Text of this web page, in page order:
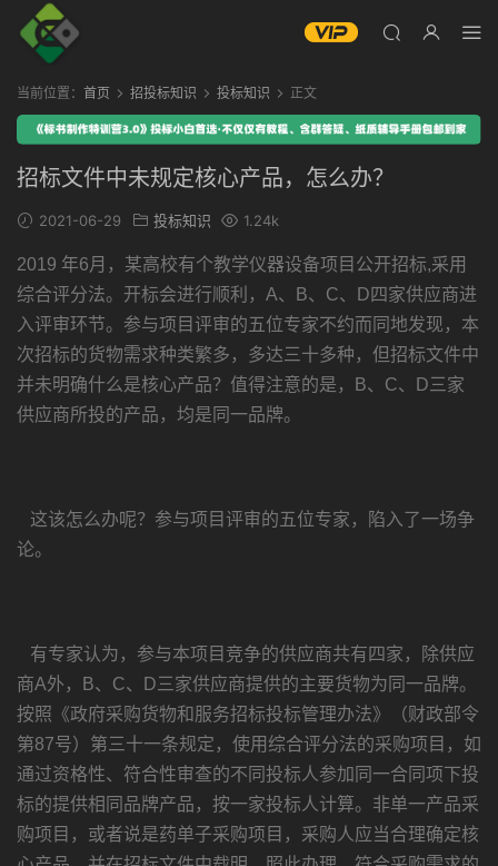
当前位置： 首页 招投标知识 投标知识 正文
招标文件中未规定核心产品，怎么办？
2021-06-29 投标知识 1.24k
2019 年6月，某高校有个教学仪器设备项目公开招标,采用
综合评分法。开标会进行顺利，A、B、C、D四家供应商进
入评审环节。参与项目评审的五位专家不约而同地发现，本
次招标的货物需求种类繁多，多达三十多种，但招标文件中
并未明确什么是核心产品？值得注意的是，B、C、D三家
供应商所投的产品，均是同一品牌。
这该怎么办呢？参与项目评审的五位专家，陷入了一场争
论。
有专家认为，参与本项目竞争的供应商共有四家，除供应
商A外，B、C、D三家供应商提供的主要货物为同一品牌。
按照《政府采购货物和服务招标投标管理办法》（财政部令
第87号）第三十一条规定，使用综合评分法的采购项目，如
通过资格性、符合性审查的不同投标人参加同一合同项下投
标的提供相同品牌产品，按一家投标人计算。非单一产品采
购项目，或者说是药单子采购项目，采购人应当合理确定核